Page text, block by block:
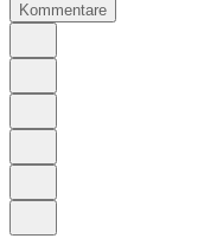
Kommentare